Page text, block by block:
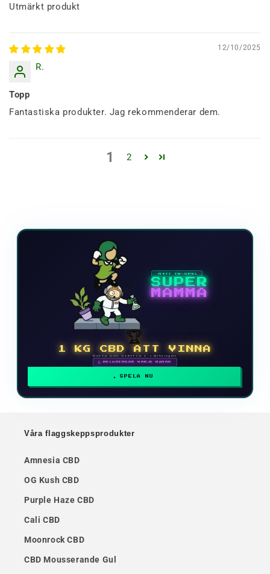
Utmärkt produkt
12/10/2025
R.
Topp
Fantastiska produkter. Jag rekommenderar dem.
1 2
NYTT TV-SPEL
SUPER
MAMMA
🏆
1 KG CBD ATT VINNA
Delta och klättra i rankingen
🗓 BELÖNINGAR VARJE MÅNAD
SPELA NU
Våra flaggskeppsprodukter
Amnesia CBD
OG Kush CBD
Purple Haze CBD
Cali CBD
Moonrock CBD
CBD Mousserande Gul